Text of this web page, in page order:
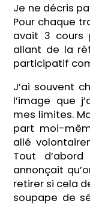
Je ne décris
Pour chaque
avait 3 cours
allant de la
participatif
J’ai souvent
l’image que
mes limites.
part moi-
allé
Tout
annonçait
retirer si cela
soupape de